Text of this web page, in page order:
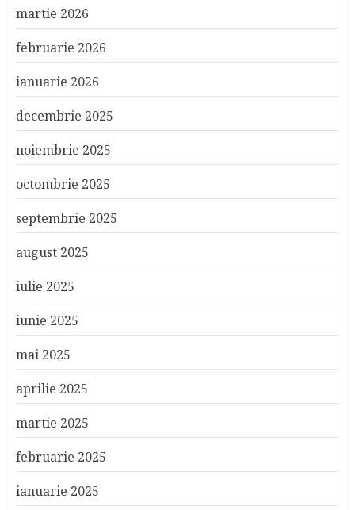
martie 2026
februarie 2026
ianuarie 2026
decembrie 2025
noiembrie 2025
octombrie 2025
septembrie 2025
august 2025
iulie 2025
iunie 2025
mai 2025
aprilie 2025
martie 2025
februarie 2025
ianuarie 2025